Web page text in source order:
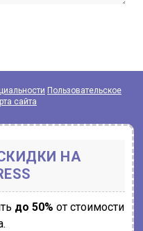
Пользовательское
сайта
НА
до 50% от стоимости